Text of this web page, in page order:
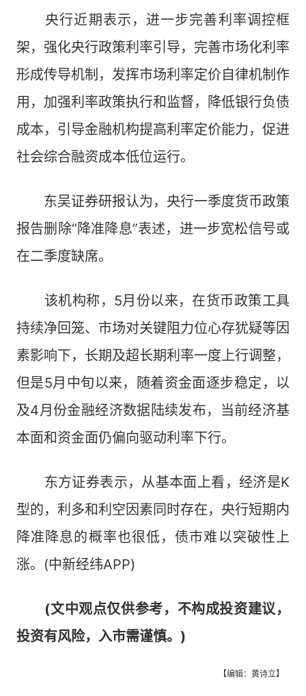
央行近期表示，进一步完善利率调控框
架，强化央行政策利率引导，完善市场化利率
形成传导机制，发挥市场利率定价自律机制作
用，加强利率政策执行和监督，降低银行负债
成本，引导金融机构提高利率定价能力，促进
社会综合融资成本低位运行。
东吴证券研报认为，央行一季度货币政策
报告删除“降准降息”表述，进一步宽松信号或
在二季度缺席。
该机构称，5月份以来，在货币政策工具
持续净回笼、市场对关键阻力位心存犹疑等因
素影响下，长期及超长期利率一度上行调整，
但是5月中旬以来，随着资金面逐步稳定，以
及4月份金融经济数据陆续发布，当前经济基
本面和资金面仍偏向驱动利率下行。
东方证券表示，从基本面上看，经济是K
型的，利多和利空因素同时存在，央行短期内
降准降息的概率也很低，债市难以突破性上
涨。(中新经纬APP)
(文中观点仅供参考，不构成投资建议，
投资有风险，入市需谨慎。)
【编辑：黄诗立】